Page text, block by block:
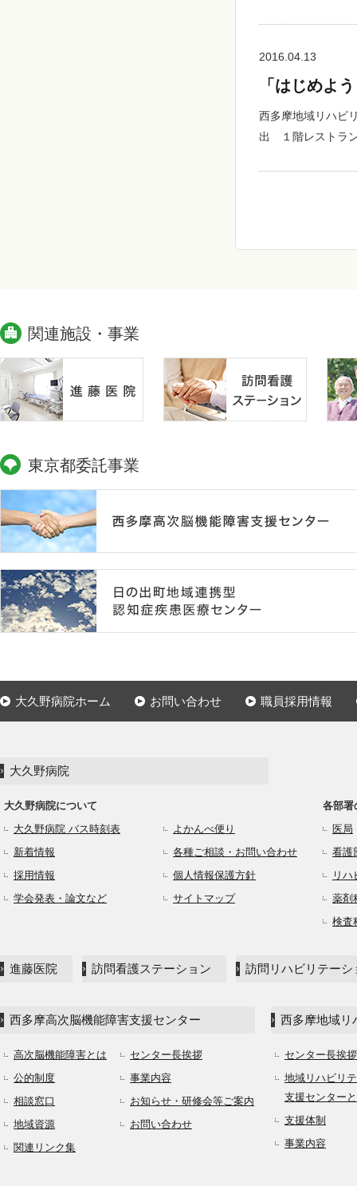
2016.04.13
「はじめよ
西多摩地域リハビ
出 １階レストラ
関連施設・事業
東京都委託事業
大久野病院ホーム お問い合わせ 職員採用情報
大久野病院
大久野病院について
大久野病院 バス時刻表
よかんべ便り
新着情報
各種ご相談・お問い合わせ
採用情報
個人情報保護方針
学会発表・論文など
サイトマップ
各部署
医局
看護
リ
薬剤
検査
進藤医院 訪問看護ステーション 訪問リハビリテーシ
西多摩高次脳機能障害支援センター
高次脳機能障害とは
公的制度
相談窓口
地域資源
関連リンク集
センター長挨拶
事業内容
お知らせ・研修会等ご案内
お問い合わせ
西多摩地域リ
センター長挨拶
地域リハビリ
支援センター
支援体制
事業内容